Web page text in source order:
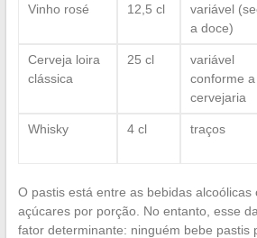
Vinho rosé 12,5 cl
variável
a doce)
Cerveja loira
clássica
25 cl
variável
conforme a
cervejaria
Whisky 4 cl traços
O pastis está entre as bebidas alcoólicas
açúcares por porção. No entanto, esse
fator determinante: ninguém bebe pastis